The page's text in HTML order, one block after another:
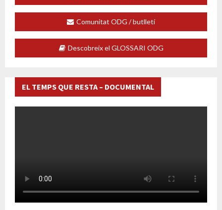
Comunitat ODG / butlletí
Descobreix el GLOSSARI ODG
EL TEMPS QUE RESTA – DOCUMENTAL